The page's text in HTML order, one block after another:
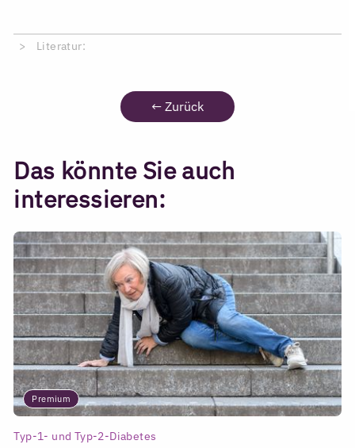
Literatur:
← Zurück
Das könnte Sie auch
interessieren:
Premium
Typ-1- und Typ-2-Diabetes